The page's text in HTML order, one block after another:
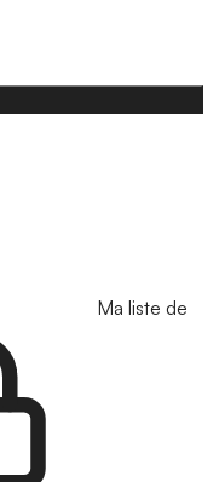
Ma liste de